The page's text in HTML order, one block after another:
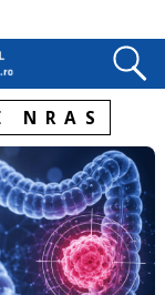
NRAS